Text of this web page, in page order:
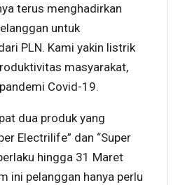
terus menghadirkan
untuk
PLN. Kami yakin listrik
masyarakat,
Covid-19.
dua produk yang
Electrilife” dan “Super
hingga 31 Maret
ini pelanggan hanya perlu